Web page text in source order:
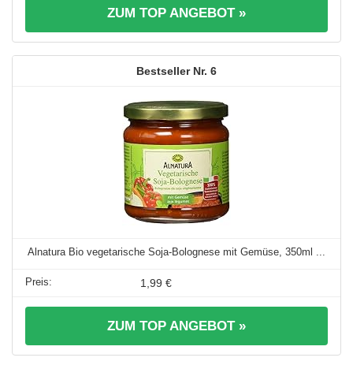
ZUM TOP ANGEBOT »
6
Alnatura Bio vegetarische Soja-Bolognese mit Gemüse, 350ml ...
1,99 €
ZUM TOP ANGEBOT »